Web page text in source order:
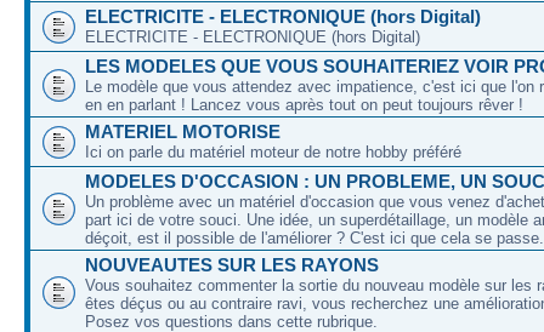
ELECTRICITE - ELECTRONIQUE (hors Digital)
ELECTRICITE - ELECTRONIQUE (hors Digital)
LES MODELES QUE VOUS SOUHAITERIEZ VOIR
Le modèle que vous attendez avec impatience, c'est ici que l'on
en en parlant ! Lancez vous après tout on peut toujours rêver !
MATERIEL MOTORISE
Ici on parle du matériel moteur de notre hobby préféré
MODELES D'OCCASION : UN PROBLEME, UN
Un problème avec un matériel d'occasion que vous venez
part ici de votre souci. Une idée, un superdétaillage, un modèle
déçoit, est il possible de l'améliorer ? C'est ici que cela se passe.
NOUVEAUTES SUR LES RAYONS
Vous souhaitez commenter la sortie du nouveau modèle sur les
êtes déçus ou au contraire ravi, vous recherchez une
Posez vos questions dans cette rubrique.